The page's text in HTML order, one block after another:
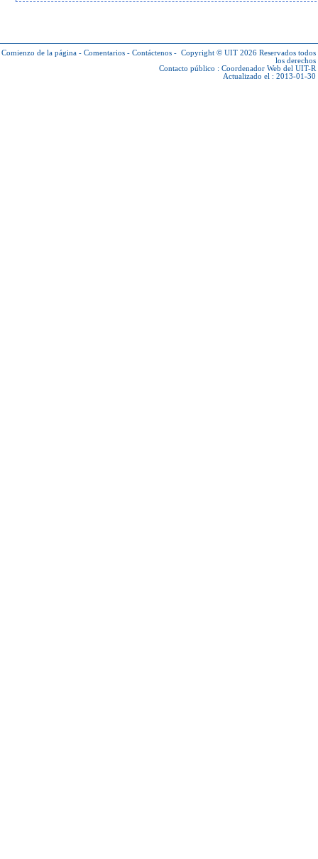
Comienzo de la página - Comentarios - Contáctenos - Copyright © UIT 2026 Reservados todos
los derechos
Contacto público : Coordenador Web del UIT-R
Actualizado el : 2013-01-30